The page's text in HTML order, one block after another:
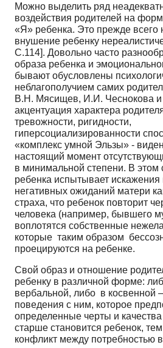
Можно выделить ряд
воздействия родителей на
«Я» ребенка. Это прежде всего
внушение ребенку
С.114]. Довольно часто
образа ребенка и
бывают обусловлены
неблагополучием самих
В.Н. Мясищев, И.И. Чеснокова и
акцентуация характера
тревожности, ригидности,
гиперсоциализированности
«комплекс умной Эльзы» -
настоящий момент
в минимальной степени. В этом
ребенка испытывает искажения
негативных ожиданий матери
страха, что ребенок повторит
человека (например, бывшего
воплотятся собственные
которые таким образом
проецируются на ребенке.
Свой образ и отношение
ребенку в различной форме:
вербальной, либо в косвенной
поведения с ним, которое
определенные черты и
старше становится ребенок,
конфликт между потребностью